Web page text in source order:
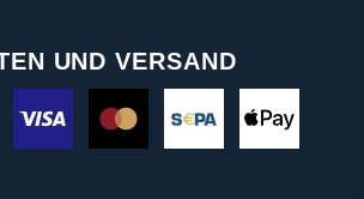
UND VERSAND